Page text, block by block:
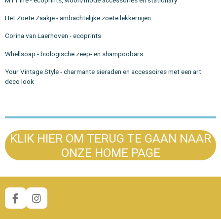
Het Zoete Zaakje - ambachtelijke zoete lekkernijen
Corina van Laerhoven - ecoprints
Whellsoap - biologische zeep- en shampoobars
Your Vintage Style - charmante sieraden en accessoires met een art
deco look
KLIK HIER OM TERUG TE GAAN NAAR
ONZE HOME PAGE
F
a
I
n